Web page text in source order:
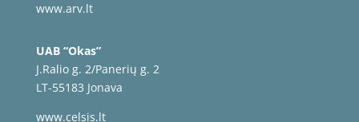
www.arv.lt
UAB “Okas”
J.Ralio g. 2/Panerių g. 2
LT-55183 Jonava
www.celsis.lt